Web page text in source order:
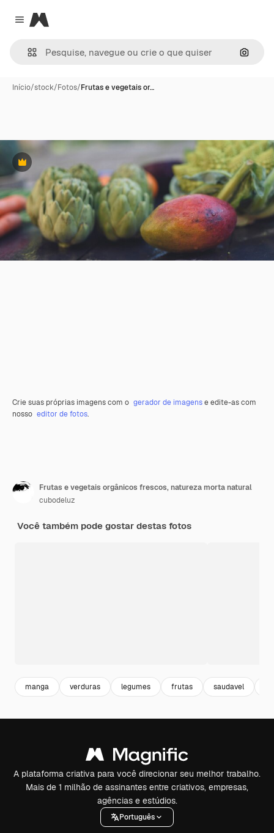
Close menu
Magnific
Início/stock/Fotos/Frutas e vegetais or…
Premium
Crie suas próprias imagens com o gerador de imagense edite-as com
nosso editor de fotos.
Frutas e vegetais orgânicos frescos, natureza morta natural
cubodeluz
Você também pode gostar destas fotos
manga verduras legumes frutas saudavel
A plataforma criativa para você direcionar seu melhor trabalho.
Mais de 1 milhão de assinantes entre criativos, empresas,
agências e estúdios.
Português